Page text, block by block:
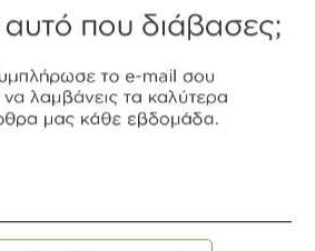
A. Sampson. (2010). Food
125:116-125, NY
A, Sampson HA. (2003).
and tree nut allergy in the United States
of a random digit dial telephone survey:
C et al. (2007) The prevalence of
J Allergy Clin Immunol 120,